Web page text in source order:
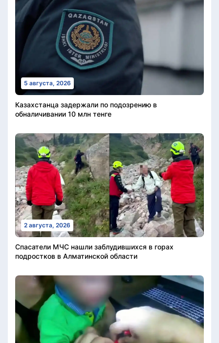
5 августа, 2026
Казахстанца задержали по подозрению в
обналичивании 10 млн тенге
2 августа, 2026
Спасатели МЧС нашли заблудившихся в горах
подростков в Алматинской области